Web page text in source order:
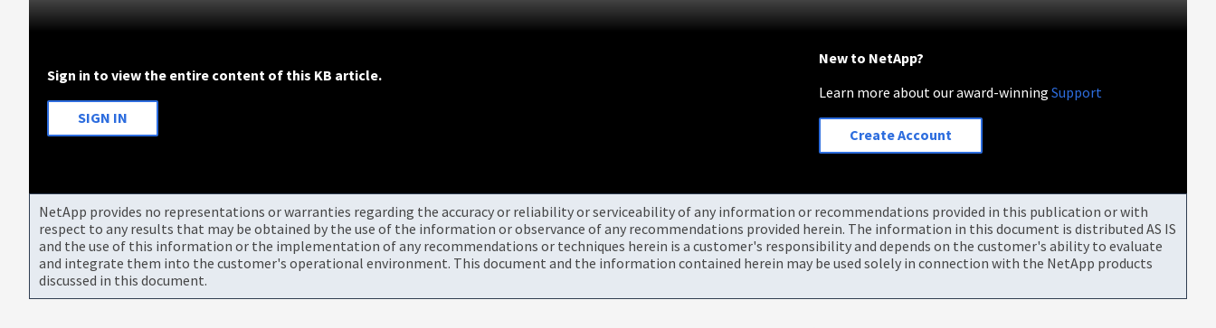
Sign in to view the entire content of this KB article.
SIGN IN
New to NetApp?
Learn more about our award-winningSupport
Create Account
NetApp provides no representations or warranties regarding the accuracy or reliability or serviceability of any information or recommendations provided in this publication or with
respect to any results that may be obtained by the use of the information or observance of any recommendations provided herein. The information in this document is distributed AS IS
and the use of this information or the implementation of any recommendations or techniques herein is a customer's responsibility and depends on the customer's ability to evaluate
and integrate them into the customer's operational environment. This document and the information contained herein may be used solely in connection with the NetApp products
discussed in this document.